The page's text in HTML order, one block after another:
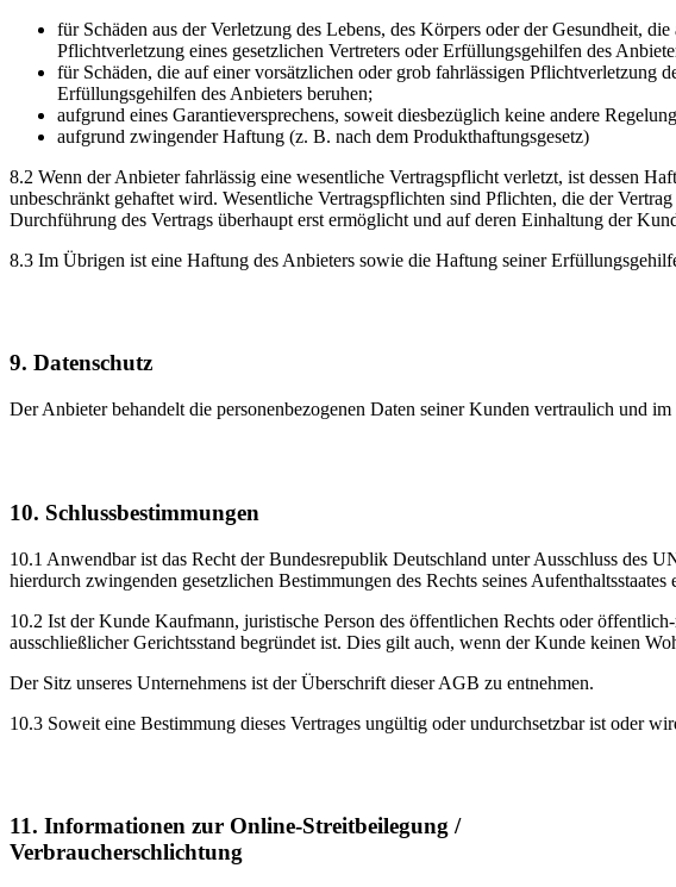
für Schäden aus der Verletzung des Lebens, des Körpers oder der Gesundheit,
Pflichtverletzung eines gesetzlichen Vertreters oder Erfüllungsgehilfen des
für Schäden, die auf einer vorsätzlichen oder grob fahrlässigen Pflichtverletzung
Erfüllungsgehilfen des Anbieters beruhen;
aufgrund eines Garantieversprechens, soweit diesbezüglich keine andere
aufgrund zwingender Haftung (z. B. nach dem Produkthaftungsgesetz)
8.2 Wenn der Anbieter fahrlässig eine wesentliche Vertragspflicht verletzt, ist dessen
unbeschränkt gehaftet wird. Wesentliche Vertragspflichten sind Pflichten, die der
Durchführung des Vertrags überhaupt erst ermöglicht und auf deren Einhaltung der
8.3 Im Übrigen ist eine Haftung des Anbieters sowie die Haftung seiner
9. Datenschutz
Der Anbieter behandelt die personenbezogenen Daten seiner Kunden vertraulich und
10. Schlussbestimmungen
10.1 Anwendbar ist das Recht der Bundesrepublik Deutschland unter Ausschluss des
hierdurch zwingenden gesetzlichen Bestimmungen des Rechts seines Aufenthaltsstaates
10.2 Ist der Kunde Kaufmann, juristische Person des öffentlichen Rechts oder
ausschließlicher Gerichtsstand begründet ist. Dies gilt auch, wenn der Kunde keinen
Der Sitz unseres Unternehmens ist der Überschrift dieser AGB zu entnehmen.
10.3 Soweit eine Bestimmung dieses Vertrages ungültig oder undurchsetzbar ist oder
11. Informationen zur Online-Streitbeilegung /
Verbraucherschlichtung